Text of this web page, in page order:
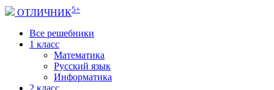
ОТЛИЧНИК5+
Все решебники
1 класс
Математика
Русский язык
Информатика